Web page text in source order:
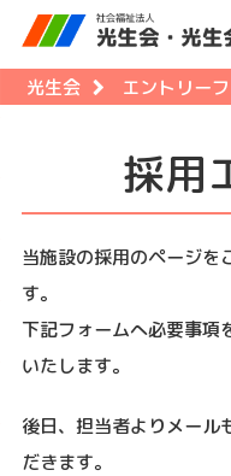
光生会 エントリー
採用
当施設の採用のページを
す。
下記フォームへ必要事項
いたします。
後日、担当者よりメール
だきます。